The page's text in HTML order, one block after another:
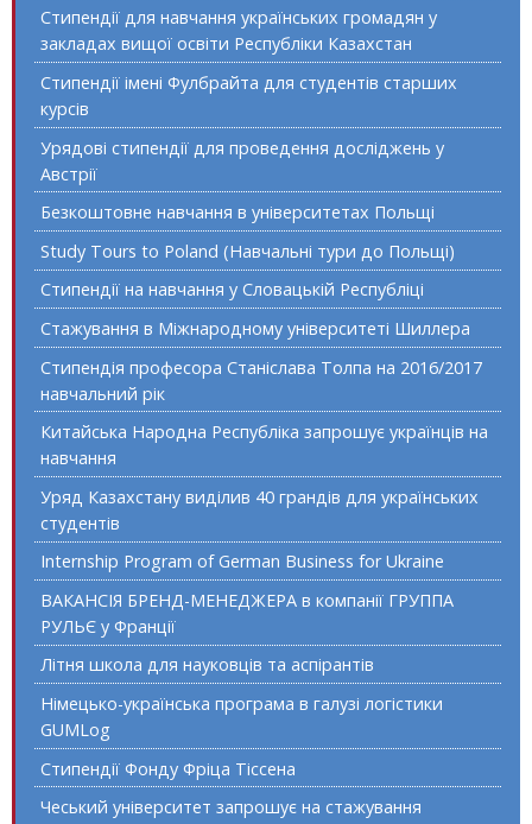
Стипендії для навчання українських громадян у
закладах вищої освіти Республіки Казахстан
Стипендії імені Фулбрайта для студентів старших
курсів
Урядові стипендії для проведення досліджень у
Австрії
Безкоштовне навчання в університетах Польщі
Study Tours to Poland (Навчальні тури до Польщі)
Стипендії на навчання у Словацькій Республіці
Стажування в Міжнародному університеті Шиллера
Стипендія професора Станіслава Толпа на 2016/2017
навчальний рік
Китайська Народна Республіка запрошує українців на
навчання
Уряд Казахстану виділив 40 грандів для українських
студентів
Internship Program of German Business for Ukraine
ВАКАНСІЯ БРЕНД-МЕНЕДЖЕРА в компанії ГРУППА
РУЛЬЄ у Франції
Літня школа для науковців та аспірантів
Німецько-українська програма в галузі логістики
GUMLog
Стипендії Фонду Фріца Тіссена
Чеський університет запрошує на стажування